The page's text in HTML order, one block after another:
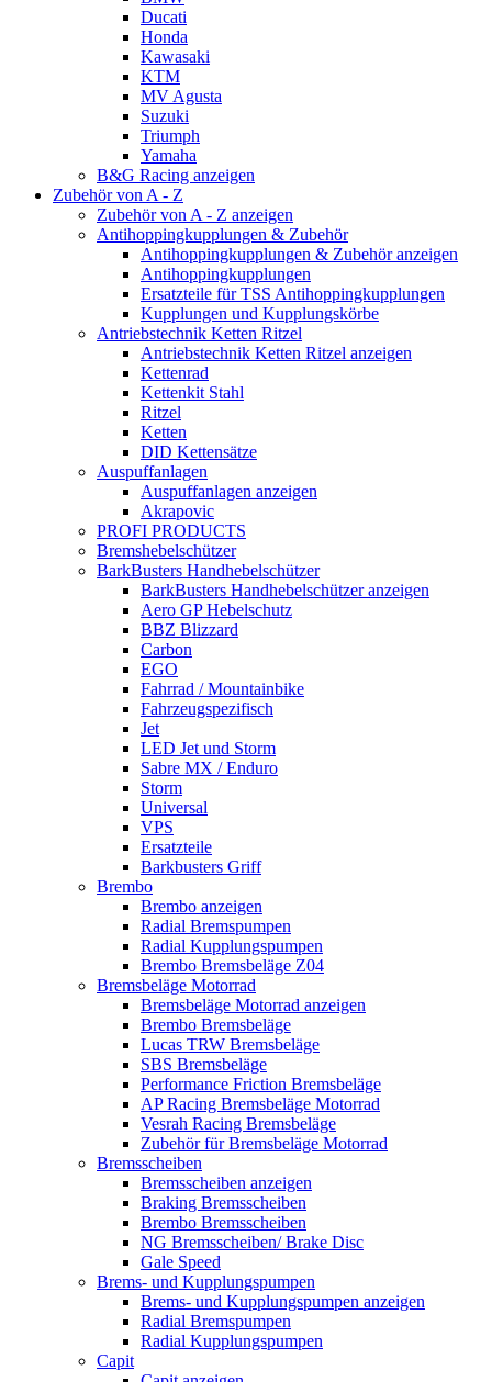
Ducati
Honda
Kawasaki
KTM
MV Agusta
Suzuki
Triumph
Yamaha
B&G Racing anzeigen
Zubehör von A - Z
Zubehör von A - Z anzeigen
Antihoppingkupplungen & Zubehör
Antihoppingkupplungen & Zubehör anzeigen
Antihoppingkupplungen
Ersatzteile für TSS Antihoppingkupplungen
Kupplungen und Kupplungskörbe
Antriebstechnik Ketten Ritzel
Antriebstechnik Ketten Ritzel anzeigen
Kettenrad
Kettenkit Stahl
Ritzel
Ketten
DID Kettensätze
Auspuffanlagen
Auspuffanlagen anzeigen
Akrapovic
PROFI PRODUCTS
Bremshebelschützer
BarkBusters Handhebelschützer
BarkBusters Handhebelschützer anzeigen
Aero GP Hebelschutz
BBZ Blizzard
Carbon
EGO
Fahrrad / Mountainbike
Fahrzeugspezifisch
Jet
LED Jet und Storm
Sabre MX / Enduro
Storm
Universal
VPS
Ersatzteile
Barkbusters Griff
Brembo
Brembo anzeigen
Radial Bremspumpen
Radial Kupplungspumpen
Brembo Bremsbeläge Z04
Bremsbeläge Motorrad
Bremsbeläge Motorrad anzeigen
Brembo Bremsbeläge
Lucas TRW Bremsbeläge
SBS Bremsbeläge
Performance Friction Bremsbeläge
AP Racing Bremsbeläge Motorrad
Vesrah Racing Bremsbeläge
Zubehör für Bremsbeläge Motorrad
Bremsscheiben
Bremsscheiben anzeigen
Braking Bremsscheiben
Brembo Bremsscheiben
NG Bremsscheiben/ Brake Disc
Gale Speed
Brems- und Kupplungspumpen
Brems- und Kupplungspumpen anzeigen
Radial Bremspumpen
Radial Kupplungspumpen
Capit